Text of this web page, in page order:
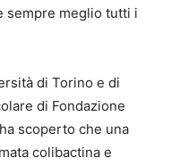
sempre meglio tutti i
di Torino e di
di Fondazione
scoperto che una
colibactina e